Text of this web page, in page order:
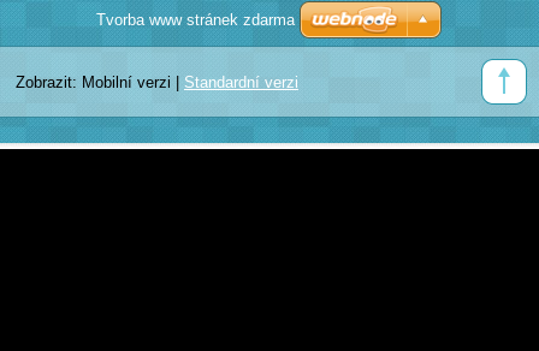
Tvorba www stránek zdarma
Zobrazit: Mobilní verzi Standardní verzi